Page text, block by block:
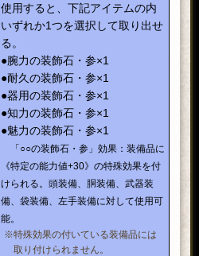
使用すると、下記アイテムの内
いずれか1つを選択して取り出せ
る。
●腕力の装飾石・参×1
●耐久の装飾石・参×1
●器用の装飾石・参×1
●知力の装飾石・参×1
●魅力の装飾石・参×1
「○○の装飾石・参」効果：装備品に
《特定の能力値+30》の特殊効果を付
けられる。頭装備、胴装備、武器装
備、袋装備、左手装備に対して使用可
能。
※特殊効果の付いている装備品には
取り付けられません。